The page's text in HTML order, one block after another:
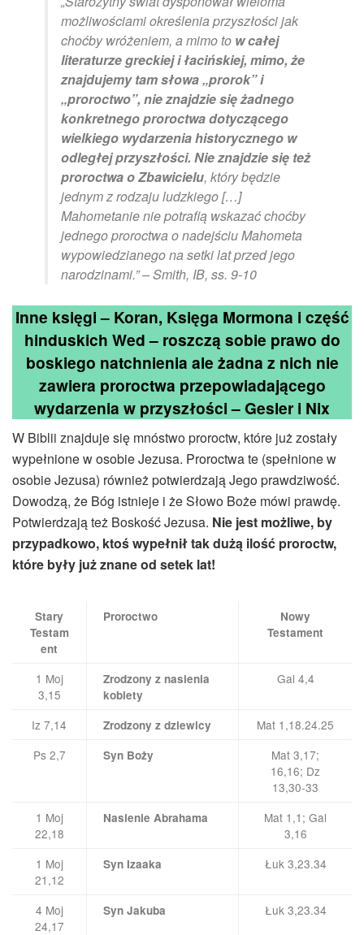
możliwościami określenia przyszłości jak
choćby wróżeniem, a mimo to w całej
literaturze greckiej i łacińskiej, mimo, że
znajdujemy tam słowa „prorok” i
„proroctwo”, nie znajdzie się żadnego
konkretnego proroctwa dotyczącego
wielkiego wydarzenia historycznego w
odległej przyszłości. Nie znajdzie się też
proroctwa o Zbawicielu, który będzie
jednym z rodzaju ludzkiego […]
Mahometanie nie potrafią wskazać choćby
jednego proroctwa o nadejściu Mahometa
wypowiedzianego na setki lat przed jego
narodzinami.” – Smith, IB, ss. 9-10
Inne księgi – Koran, Księga Mormona i część
hinduskich Wed – roszczą sobie prawo do
boskiego natchnienia ale żadna z nich nie
zawiera proroctwa przepowiadającego
wydarzenia w przyszłości – Gesler i Nix
W Biblii znajduje się mnóstwo proroctw, które już zostały
wypełnione w osobie Jezusa. Proroctwa te (spełnione w
osobie Jezusa) również potwierdzają Jego prawdziwość.
Dowodzą, że Bóg istnieje i że Słowo Boże mówi prawdę.
Potwierdzają też Boskość Jezusa. Nie jest możliwe, by
przypadkowo, ktoś wypełnił tak dużą ilość proroctw,
które były już znane od setek lat!
Stary
Testam
ent
Proroctwo
Nowy
Testament
1 Moj
3,15
Zrodzony z nasienia
kobiety
Gal 4,4
Iz 7,14 Zrodzony z dziewicy
Mat 1,18.24.25
Ps 2,7
Syn Boży
Mat 3,17;
16,16; Dz
13,30-33
1 Moj
22,18
Nasienie Abrahama
Mat 1,1; Gal
3,16
1 Moj
21,12
Syn Izaaka Łuk 3,23.34
4 Moj
24,17
Syn Jakuba Łuk 3,23.34